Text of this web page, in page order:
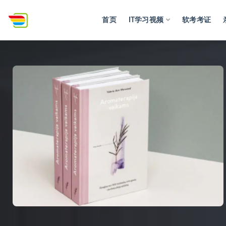
首页 IT学习视频 软考考证